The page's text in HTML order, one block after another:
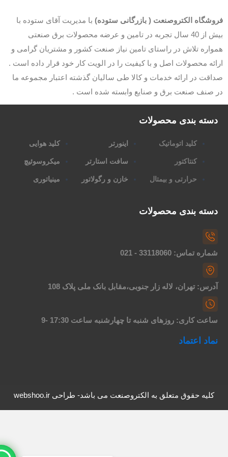
الکتروصنعت ( بازرگانی ستوده)با مدیریت آقای ستوده با
بیش از 40 سال تجربه در تامین و عرضه محصولات برق صنعتی
تلاش در راستای تامین نیاز صنعت کشور و مشتریان گرامی و
محصولات اصل و با کیفیت را در الویت کار خود قرار داده است .
در ارائه خدمات و کالا طی سالیان گذشته اعتبار مجموعه ما
صنف صنعت برق و صنایع وابسته شده است .
بندی محصولات
کلید اتوماتیک
کنتاکتور
حرارتی و بیمتال
اینورتر
سافت استارتر
خازن و رگولاتور
کلید هوایی
میکروسوئیچ
مینیاتوری
بندی محصولات
تماس: 33118060 - 021
تهران، لاله زار جنوبی،مقابل بانک ملی پلاک 108
کاری: روزهای شنبه تا چهارشنبه ساعت 17:30 -9
اعتماد
کلیه حقوق متعلق به الکتروصنعت می باشد- طراحی webshoo.ir